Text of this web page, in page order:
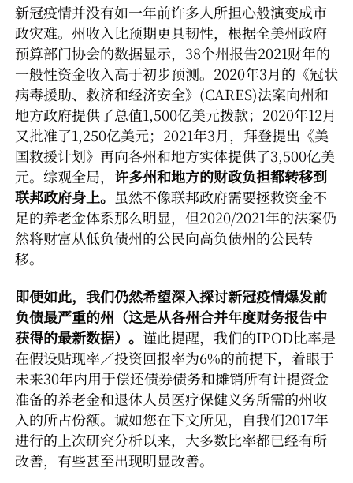
新冠疫情并没有如一年前许多人所担心般演变成市
政灾难。州收入比预期更具韧性，根据全美州政府
预算部门协会的数据显示，38个州报告2021财年的
一般性资金收入高于初步预测。2020年3月的《冠状
病毒援助、救济和经济安全》(CARES)法案向州和
地方政府提供了总值1,500亿美元拨款；2020年12月
又批准了1,250亿美元；2021年3月，拜登提出《美
国救援计划》再向各州和地方实体提供了3,500亿美
元。综观全局， 许多州和地方的财政负担都转移到
联邦政府身上。 虽然不像联邦政府需要拯救资金不
足的养老金体系那么明显，但2020/2021年的法案仍
然将财富从低负债州的公民向高负债州的公民转
移。
即便如此，我们仍然希望深入探讨新冠疫情爆发前
负债最严重的州（这是从各州合并年度财务报告中
获得的最新数据）。 谨此提醒，我们的IPOD比率是
在假设贴现率／投资回报率为6%的前提下，着眼于
未来30年内用于偿还债券债务和摊销所有计提资金
准备的养老金和退休人员医疗保健义务所需的州收
入的所占份额。诚如您在下文所见，自我们2017年
进行的上次研究分析以来，大多数比率都已经有所
改善，有些甚至出现明显改善。